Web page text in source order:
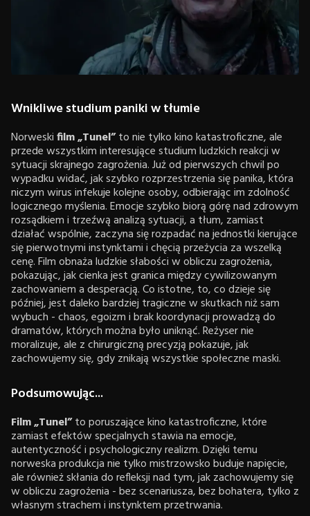
Wnikliwe studium paniki w tłumie
Norweskifilm „Tunel”to nie tylko kino katastroficzne, ale
przede wszystkim interesujące studium ludzkich reakcji w
sytuacji skrajnego zagrożenia. Już od pierwszych chwil po
wypadku widać, jak szybko rozprzestrzenia się panika, która
niczym wirus infekuje kolejne osoby, odbierając im zdolność
logicznego myślenia. Emocje szybko biorą górę nad zdrowym
rozsądkiem i trzeźwą analizą sytuacji, a tłum, zamiast
działać wspólnie, zaczyna się rozpadać na jednostki kierujące
się pierwotnymi instynktami i chęcią przeżycia za wszelką
cenę. Film obnaża ludzkie słabości w obliczu zagrożenia,
pokazując, jak cienka jest granica między cywilizowanym
zachowaniem a desperacją. Co istotne, to, co dzieje się
później, jest daleko bardziej tragiczne w skutkach niż sam
wybuch - chaos, egoizm i brak koordynacji prowadzą do
dramatów, których można było uniknąć. Reżyser nie
moralizuje, ale z chirurgiczną precyzją pokazuje, jak
zachowujemy się, gdy znikają wszystkie społeczne maski.
Podsumowując...
Film„Tunel”to poruszające kino katastroficzne, które
zamiast efektów specjalnych stawia na emocje,
autentyczność i psychologiczny realizm. Dzięki temu
norweska produkcja nie tylko mistrzowsko buduje napięcie,
ale również skłania do refleksji nad tym, jak zachowujemy się
w obliczu zagrożenia - bez scenariusza, bez bohatera, tylko z
własnym strachem i instynktem przetrwania.